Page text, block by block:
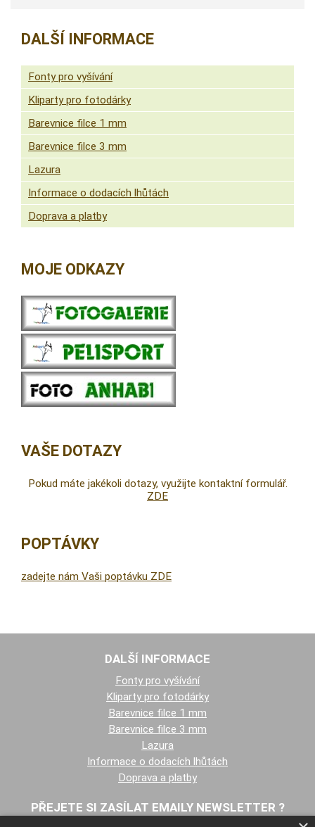
DALŠÍ INFORMACE
Fonty pro vyšívání
Kliparty pro fotodárky
Barevnice filce 1 mm
Barevnice filce 3 mm
Lazura
Informace o dodacích lhůtách
Doprava a platby
MOJE ODKAZY
VAŠE DOTAZY
Pokud máte jakékoli dotazy, využijte kontaktní formulář.
ZDE
POPTÁVKY
zadejte nám Vaši poptávku ZDE
DALŠÍ INFORMACE
Fonty pro vyšívání
Kliparty pro fotodárky
Barevnice filce 1 mm
Barevnice filce 3 mm
Lazura
Informace o dodacích lhůtách
Doprava a platby
PŘEJETE SI ZASÍLAT EMAILY NEWSLETTER ?